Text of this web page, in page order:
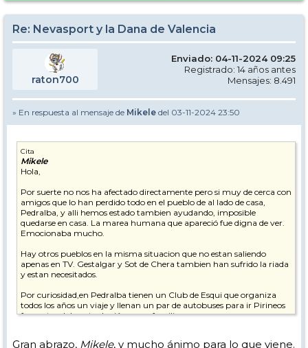
Re: Nevasport y la Dana de Valencia
raton700
Enviado: 04-11-2024 09:25
Registrado: 14 años antes
Mensajes: 8.491
» En respuesta al mensaje de Mikele del 03-11-2024 23:50
Cita
Mikele
Hola,
Por suerte no nos ha afectado directamente pero si muy de cerca con
amigos que lo han perdido todo en el pueblo de al lado de casa,
Pedralba, y alli hemos estado tambien ayudando, imposible
quedarse en casa. La marea humana que apareció fue digna de ver.
Emocionaba mucho.
Hay otros pueblos en la misma situacion que no estan saliendo
apenas en TV. Gestalgar y Sot de Chera tambien han sufrido la riada
y estan necesitados.
Por curiosidad,en Pedralba tienen un Club de Esqui que organiza
todos los años un viaje y llenan un par de autobuses para ir Pirineos
fomentandolo entre los jóvenes y familias.
Gran abrazo, Mikele, y mucho ánimo para lo que viene.